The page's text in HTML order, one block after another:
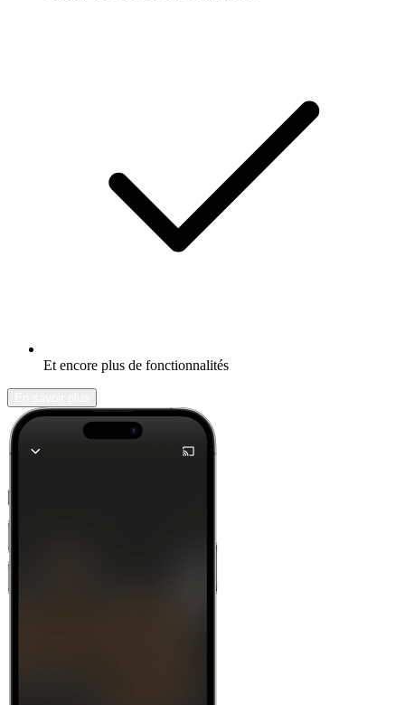
Et encore plus de fonctionnalités